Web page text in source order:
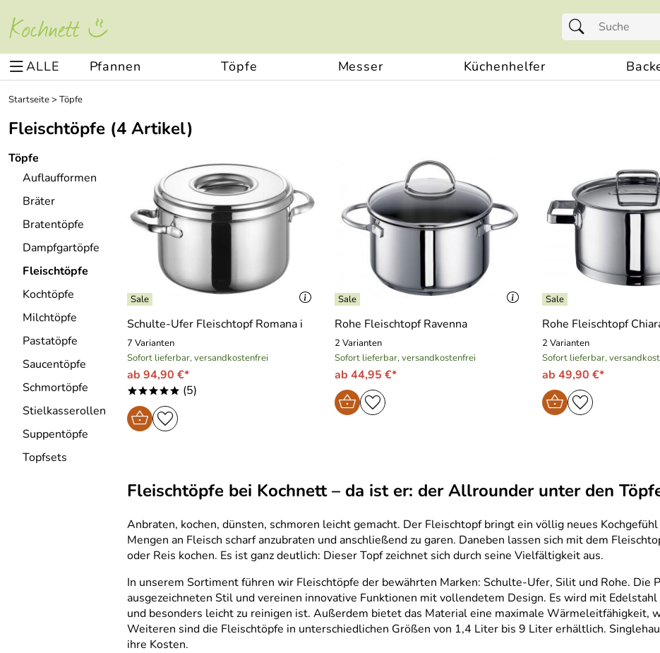
ALLE Pfannen Töpfe Messer Küchenhelfer
Startseite> Töpfe
Fleischtöpfe (4 Artikel)
Töpfe
Auflaufformen
Bräter
Bratentöpfe
Dampfgartöpfe
Fleischtöpfe
Kochtöpfe
Milchtöpfe
Pastatöpfe
Saucentöpfe
Schmortöpfe
Stielkasserollen
Suppentöpfe
Topfsets
Schulte-Ufer Fleischtopf Romana i
7 Varianten
Sofort lieferbar, versandkostenfrei
ab 94,90 €*
***** (5)
Rohe Fleischtopf Ravenna
2 Varianten
Sofort lieferbar, versandkostenfrei
ab 44,95 €*
Rohe Fleischtopf
2 Varianten
Sofort lieferbar,
ab 49,90 €*
Fleischtöpfe bei Kochnett – da ist er: der Allrounder unter den
Anbraten, kochen, dünsten, schmoren leicht gemacht. Der Fleischtopf bringt ein völlig neues
Mengen an Fleisch scharf anzubraten und anschließend zu garen. Daneben lassen sich mit dem
oder Reis kochen. Es ist ganz deutlich: Dieser Topf zeichnet sich durch seine Vielfältigkeit aus.
In unserem Sortiment führen wir Fleischtöpfe der bewährten Marken: Schulte-Ufer, Silit und Rohe. Die
ausgezeichneten Stil und vereinen innovative Funktionen mit vollendetem Design. Es wird mit
und besonders leicht zu reinigen ist. Außerdem bietet das Material eine maximale Wärmeleitfähigkeit,
Weiteren sind die Fleischtöpfe in unterschiedlichen Größen von 1,4 Liter bis 9 Liter erhältlich.
ihre Kosten.